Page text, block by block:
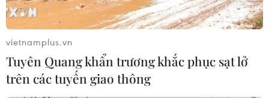
vietnamplus.vn
Tuyên Quang khẩn trương khắc phục sạt lở
trên các tuyến giao thông